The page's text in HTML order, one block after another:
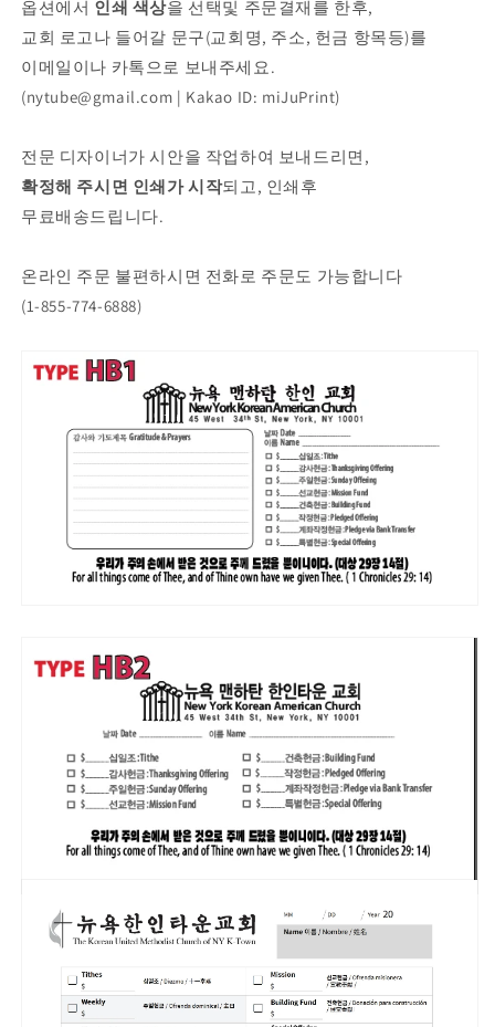
옵션에서 인쇄 색상을 선택및 주문결재를 한후,
교회 로고나 들어갈 문구(교회명, 주소, 헌금 항목등)를
이메일이나 카톡으로 보내주세요.
(nytube@gmail.com | Kakao ID: miJuPrint)
전문 디자이너가 시안을 작업하여 보내드리면,
확정해 주시면 인쇄가 시작되고, 인쇄후
무료배송드립니다.
온라인 주문 불편하시면 전화로 주문도 가능합니다
(1-855-774-6888)